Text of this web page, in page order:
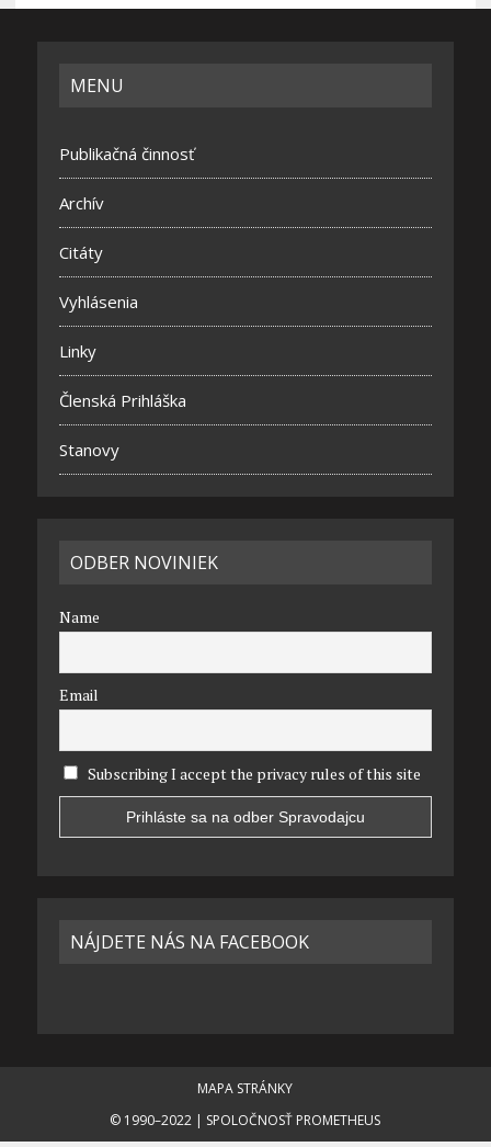
MENU
Publikačná činnosť
Archív
Citáty
Vyhlásenia
Linky
Členská Prihláška
Stanovy
ODBER NOVINIEK
Name
Email
Subscribing I accept the privacy rules of this site
NÁJDETE NÁS NA FACEBOOK
MAPA STRÁNKY
© 1990–2022 | SPOLOČNOSŤ PROMETHEUS